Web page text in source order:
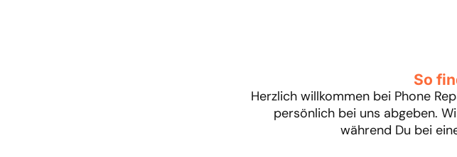
So
Herzlich willkommen bei Phone
persönlich bei uns abgeben.
während Du bei